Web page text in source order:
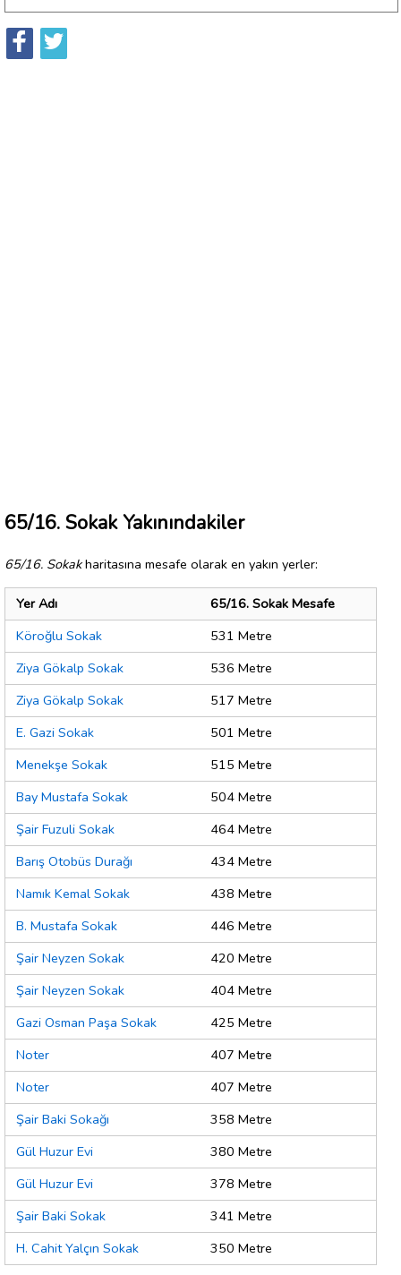
65/16. Sokak Yakınındakiler
65/16. Sokakharitasına mesafe olarak en yakın yerler:
Yer Adı
65/16. Sokak Mesafe
Köroğlu Sokak
531 Metre
Ziya Gökalp Sokak
536 Metre
Ziya Gökalp Sokak
517 Metre
E. Gazi Sokak
501 Metre
Menekşe Sokak
515 Metre
Bay Mustafa Sokak
504 Metre
Şair Fuzuli Sokak
464 Metre
Barış Otobüs Durağı
434 Metre
Namık Kemal Sokak
438 Metre
B. Mustafa Sokak
446 Metre
Şair Neyzen Sokak
420 Metre
Şair Neyzen Sokak
404 Metre
Gazi Osman Paşa Sokak
425 Metre
Noter
407 Metre
Noter
407 Metre
Şair Baki Sokağı
358 Metre
Gül Huzur Evi
380 Metre
Gül Huzur Evi
378 Metre
Şair Baki Sokak
341 Metre
H. Cahit Yalçın Sokak
350 Metre